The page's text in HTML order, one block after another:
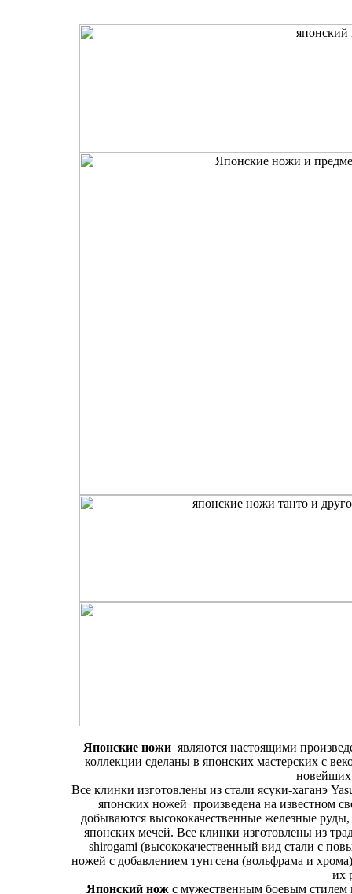
Японские ножиявляются настоящими
коллекции сделаны в японских мастерских с
новейших
Все клинки изготовлены из стали ясуки-хаганэ
японских ножей произведена на известном
добываются высококачественные железные
японских мечей. Все клинки изготовлены из
shirogami (высококачественный вид стали с
ножей с добавлением тунгсена (вольфрама и
их
Японский нож с мужественным боевым стилем